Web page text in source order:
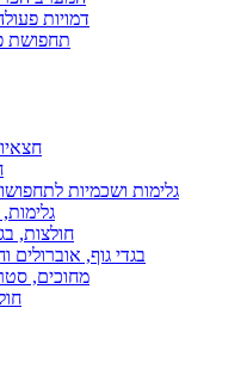
דמויות
תחפושת
גלימות ושכמיות
חולצות,
בגדי גוף, אוברולים
מחוכים,